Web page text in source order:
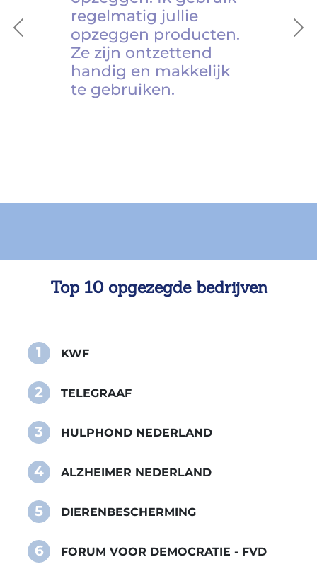
Previous
regelmatig jullie
opzeggen producten.
Ze zijn ontzettend
handig en makkelijk
te gebruiken.
Top 10 opgezegde bedrijven
1 KWF
2 TELEGRAAF
3 HULPHOND NEDERLAND
4 ALZHEIMER NEDERLAND
5 DIERENBESCHERMING
6 FORUM VOOR DEMOCRATIE - FVD